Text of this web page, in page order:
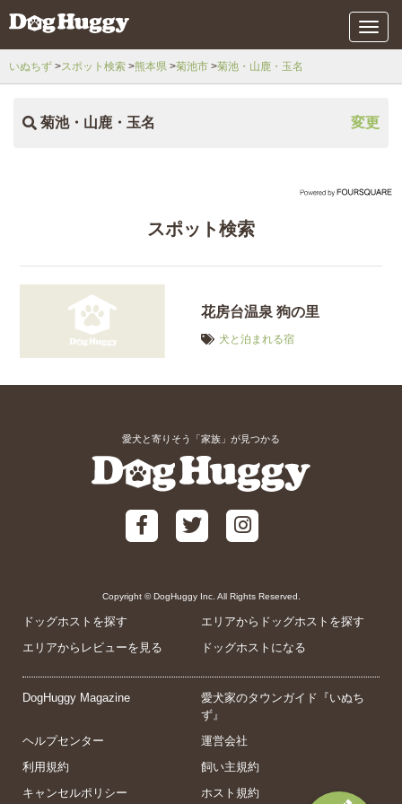
メ
ニ
いぬちず スポット検索 熊本県 菊池市 菊池・山鹿・玉名
菊池・山鹿・玉名 変更
スポット検索
花房台温泉 狗の里
犬と泊まれる宿
愛犬と寄りそう「家族」が見つかる
Copyright © DogHuggy Inc. All Rights Reserved.
ドッグホストを探す
エリアからドッグホストを探す
エリアからレビューを見る
ドッグホストになる
DogHuggy Magazine
愛犬家のタウンガイド『いぬち
ず』
ヘルプセンター
運営会社
利用規約
飼い主規約
キャンセルポリシー
ホスト規約